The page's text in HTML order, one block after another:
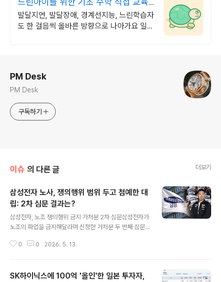
경험으로 만든 앱
발달지연, 발달장애, 경계선지능, 느린학습자
도 한 걸음씩 올바른 방향으로 나아가요 일반
PM Desk
PM Desk
구독하기
이슈 의 다른 글 더보기
삼성전자 노사, 쟁의행위 범위 두고 첨예한 대
립: 2차 심문 결과는?
삼성전자, 노조 쟁의행위 금지 가처분 2차 심문삼성전자가
노조의 파업을 금지해달라며 신청한 가처분 두 번째 심문
간 '쟁의 행위'의 범위를 두고 첨예한 입장이 대립할 것으로
원장은 "위법한 쟁의 행위를 할 생각이 없다"며, "정당하게
0 0 2026. 5. 13.
SK하이닉스에 100억 '올인'한 일본 투자자,